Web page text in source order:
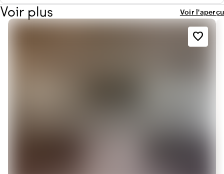
Voir plus Voir l'aperçu
favorite_border